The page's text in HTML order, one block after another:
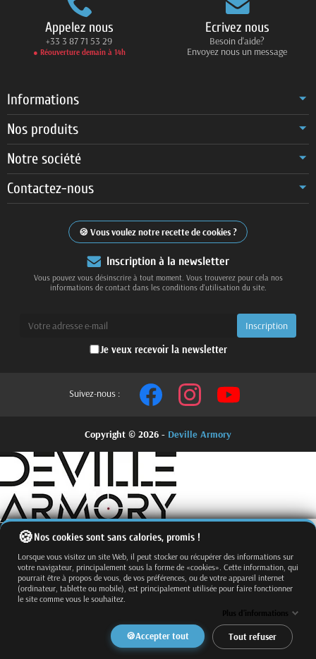
Appelez nous
+33 3 87 71 53 29
● Réouverture demain à 14h
Ecrivez nous
Besoin d'aide?
Envoyez nous un message
Informations
Nos produits
Notre société
Contactez-nous
Vous voulez notre recette de cookies ?
Inscription à la newsletter
Vous pouvez vous désinscrire à tout moment. Vous trouverez pour cela nos
informations de contact dans les conditions d'utilisation du site.
Je veux recevoir la newsletter
Suivez-nous :
Copyright © 2026 - Deville Armory
Nos cookies sont sans calories, promis !
Lorsque vous visitez un site Web, il peut stocker ou récupérer des informations sur
votre navigateur, principalement sous la forme de «cookies». Cette information, qui
pourrait être à propos de vous, de vos préférences, ou de votre appareil internet
(ordinateur, tablette ou mobile), est principalement utilisée pour faire fonctionner
le site comme vous le souhaitez.
Plus d'informations
Accepter tout Tout refuser
Fermer